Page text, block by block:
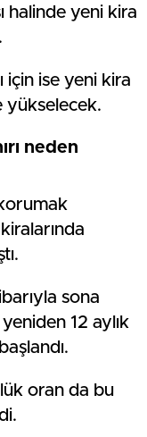
halinde yeni kira
için ise yeni kira
yükselecek.
neden
sona
12 aylık
oran da bu